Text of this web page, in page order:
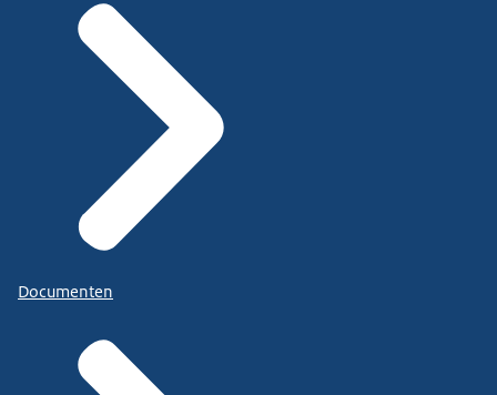
Documenten